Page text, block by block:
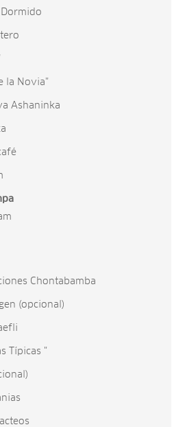
la Novia"
Ashaninka
Chontabamba
(opcional)
Típicas "